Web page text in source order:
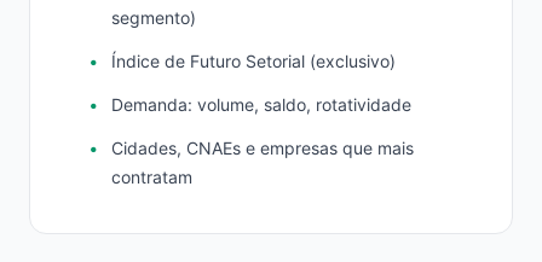
segmento)
Índice de Futuro Setorial (exclusivo)
Demanda: volume, saldo, rotatividade
Cidades, CNAEs e empresas que mais
contratam